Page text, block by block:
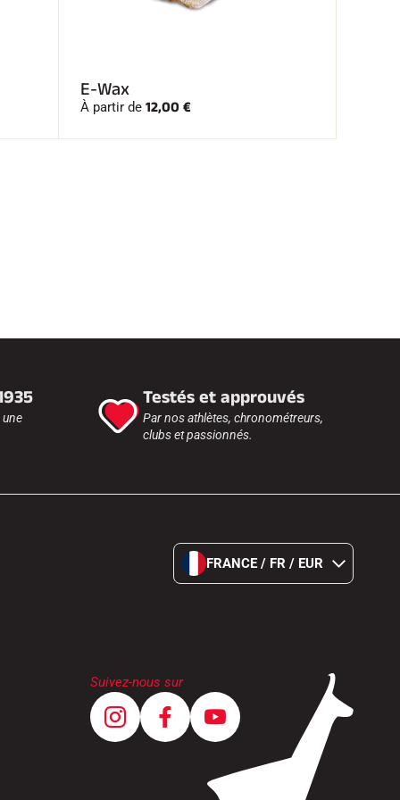
E-Wax
À partir de 12,00 €
une
Testés et approuvés
Par nos athlètes, chronométreurs,
clubs et passionnés.
FRANCE / FR / EUR
Suivez-nous sur